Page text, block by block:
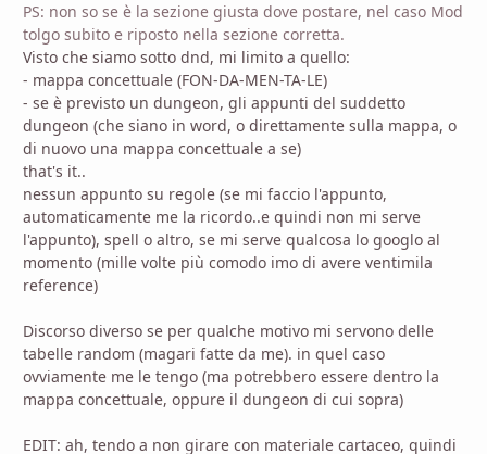
PS: non so se è la sezione giusta dove postare, nel caso Mod
tolgo subito e riposto nella sezione corretta.
Visto che siamo sotto dnd, mi limito a quello:
- mappa concettuale (FON-DA-MEN-TA-LE)
- se è previsto un dungeon, gli appunti del suddetto
dungeon (che siano in word, o direttamente sulla mappa, o
di nuovo una mappa concettuale a se)
that's it..
nessun appunto su regole (se mi faccio l'appunto,
automaticamente me la ricordo..e quindi non mi serve
l'appunto), spell o altro, se mi serve qualcosa lo googlo al
momento (mille volte più comodo imo di avere ventimila
reference)
Discorso diverso se per qualche motivo mi servono delle
tabelle random (magari fatte da me). in quel caso
ovviamente me le tengo (ma potrebbero essere dentro la
mappa concettuale, oppure il dungeon di cui sopra)
EDIT: ah, tendo a non girare con materiale cartaceo, quindi